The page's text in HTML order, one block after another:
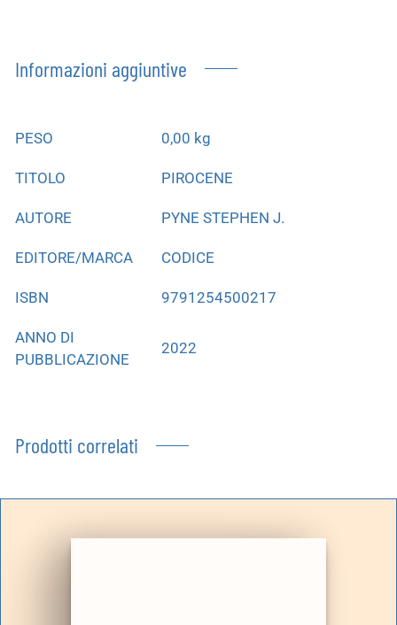
Informazioni aggiuntive
PESO 0,00 kg
TITOLO PIROCENE
AUTORE PYNE STEPHEN J.
EDITORE/MARCA CODICE
ISBN 9791254500217
ANNO DI
PUBBLICAZIONE
2022
Prodotti correlati